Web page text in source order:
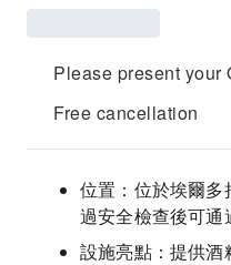
Please present your
Free cancellation
位置：位於埃爾
過安全檢查後可通
設施亮點：提供酒